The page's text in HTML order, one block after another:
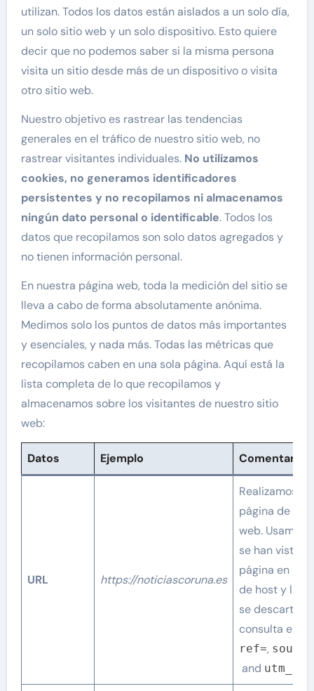
utilizan. Todos los datos están aislados a un solo día,
un solo sitio web y un solo dispositivo. Esto quiere
decir que no podemos saber si la misma persona
visita un sitio desde más de un dispositivo o visita
otro sitio web.
Nuestro objetivo es rastrear las tendencias
generales en el tráfico de nuestro sitio web, no
rastrear visitantes individuales. No utilizamos
cookies, no generamos identificadores
persistentes y no recopilamos ni almacenamos
ningún dato personal o identificable. Todos los
datos que recopilamos son solo datos agregados y
no tienen información personal.
En nuestra página web, toda la medición del sitio se
lleva a cabo de forma absolutamente anónima.
Medimos solo los puntos de datos más importantes
y esenciales, y nada más. Todas las métricas que
recopilamos caben en una sola página. Aquí está la
lista completa de lo que recopilamos y
almacenamos sobre los visitantes de nuestro sitio
web:
Datos Ejemplo Comentario
URL https://noticiascoruna.es
Realizamos
página de
web. Usamos
se han visto y
página en
de host y la
se descartan,
consulta
ref=,
and